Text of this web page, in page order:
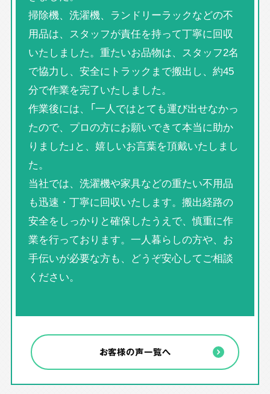
掃除機、洗濯機、ランドリーラックなどの不
用品は、スタッフが責任を持って丁寧に回収
いたしました。重たいお品物は、スタッフ2名
で協力し、安全にトラックまで搬出し、約45
分で作業を完了いたしました。
作業後には、「一人ではとても運び出せなかっ
たので、プロの方にお願いできて本当に助か
りました」と、嬉しいお言葉を頂戴いたしまし
た。
当社では、洗濯機や家具などの重たい不用品
も迅速・丁寧に回収いたします。搬出経路の
安全をしっかりと確保したうえで、慎重に作
業を行っております。一人暮らしの方や、お
手伝いが必要な方も、どうぞ安心してご相談
ください。
お客様の声一覧へ